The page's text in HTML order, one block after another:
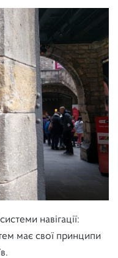
навігації:
має свої принципи